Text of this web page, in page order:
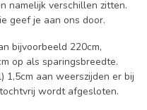
namelijk verschillen zitten.
geef je aan ons door.
bijvoorbeeld 220cm,
op als sparingsbreedte.
1,5cm aan weerszijden er bij
wordt afgesloten.